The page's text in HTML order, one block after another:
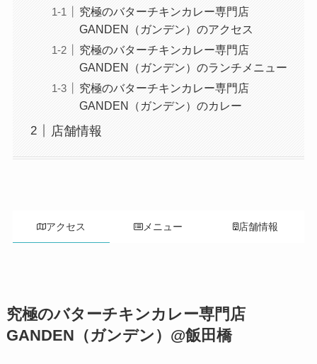
究極のバターチキンカレー専門店
GANDEN（ガンデン）のアクセス
究極のバターチキンカレー専門店
GANDEN（ガンデン）のランチメニュー
究極のバターチキンカレー専門店
GANDEN（ガンデン）のカレー
店舗情報
アクセス メニュー 店舗情報
究極のバターチキンカレー専門店
GANDEN（ガンデン）@飯田橋